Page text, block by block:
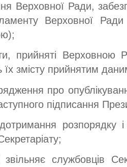
Верховної Ради,
Верховної
прийняті Верховною
їх змісту прийнятим
про
підписання
розпорядку
службовців